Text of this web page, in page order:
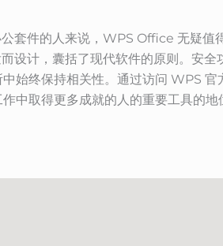
套件的人来说，WPS Office 无疑
设计，囊括了现代软件的原则。安全
始终保持相关性。通过访问 WPS 官
中取得更多成就的人的重要工具的地